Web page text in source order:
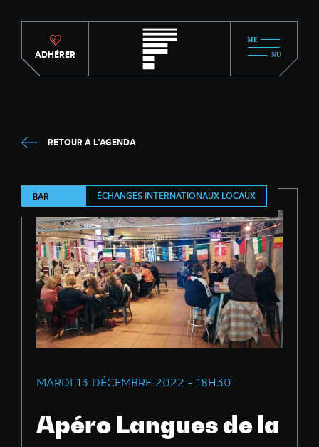
ADHÉRER
RETOUR À L'AGENDA
BAR ÉCHANGES INTERNATIONAUX LOCAUX
MARDI 13 DÉCEMBRE 2022 - 18H30
Apéro Langues de la